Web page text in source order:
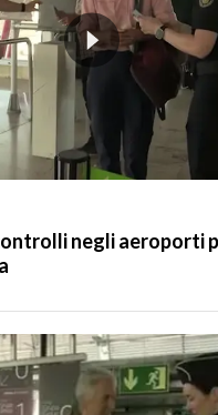
negli aeroporti